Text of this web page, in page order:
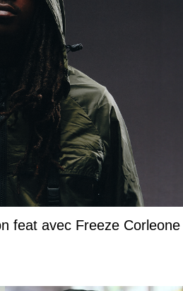
feat avec Freeze Corleone